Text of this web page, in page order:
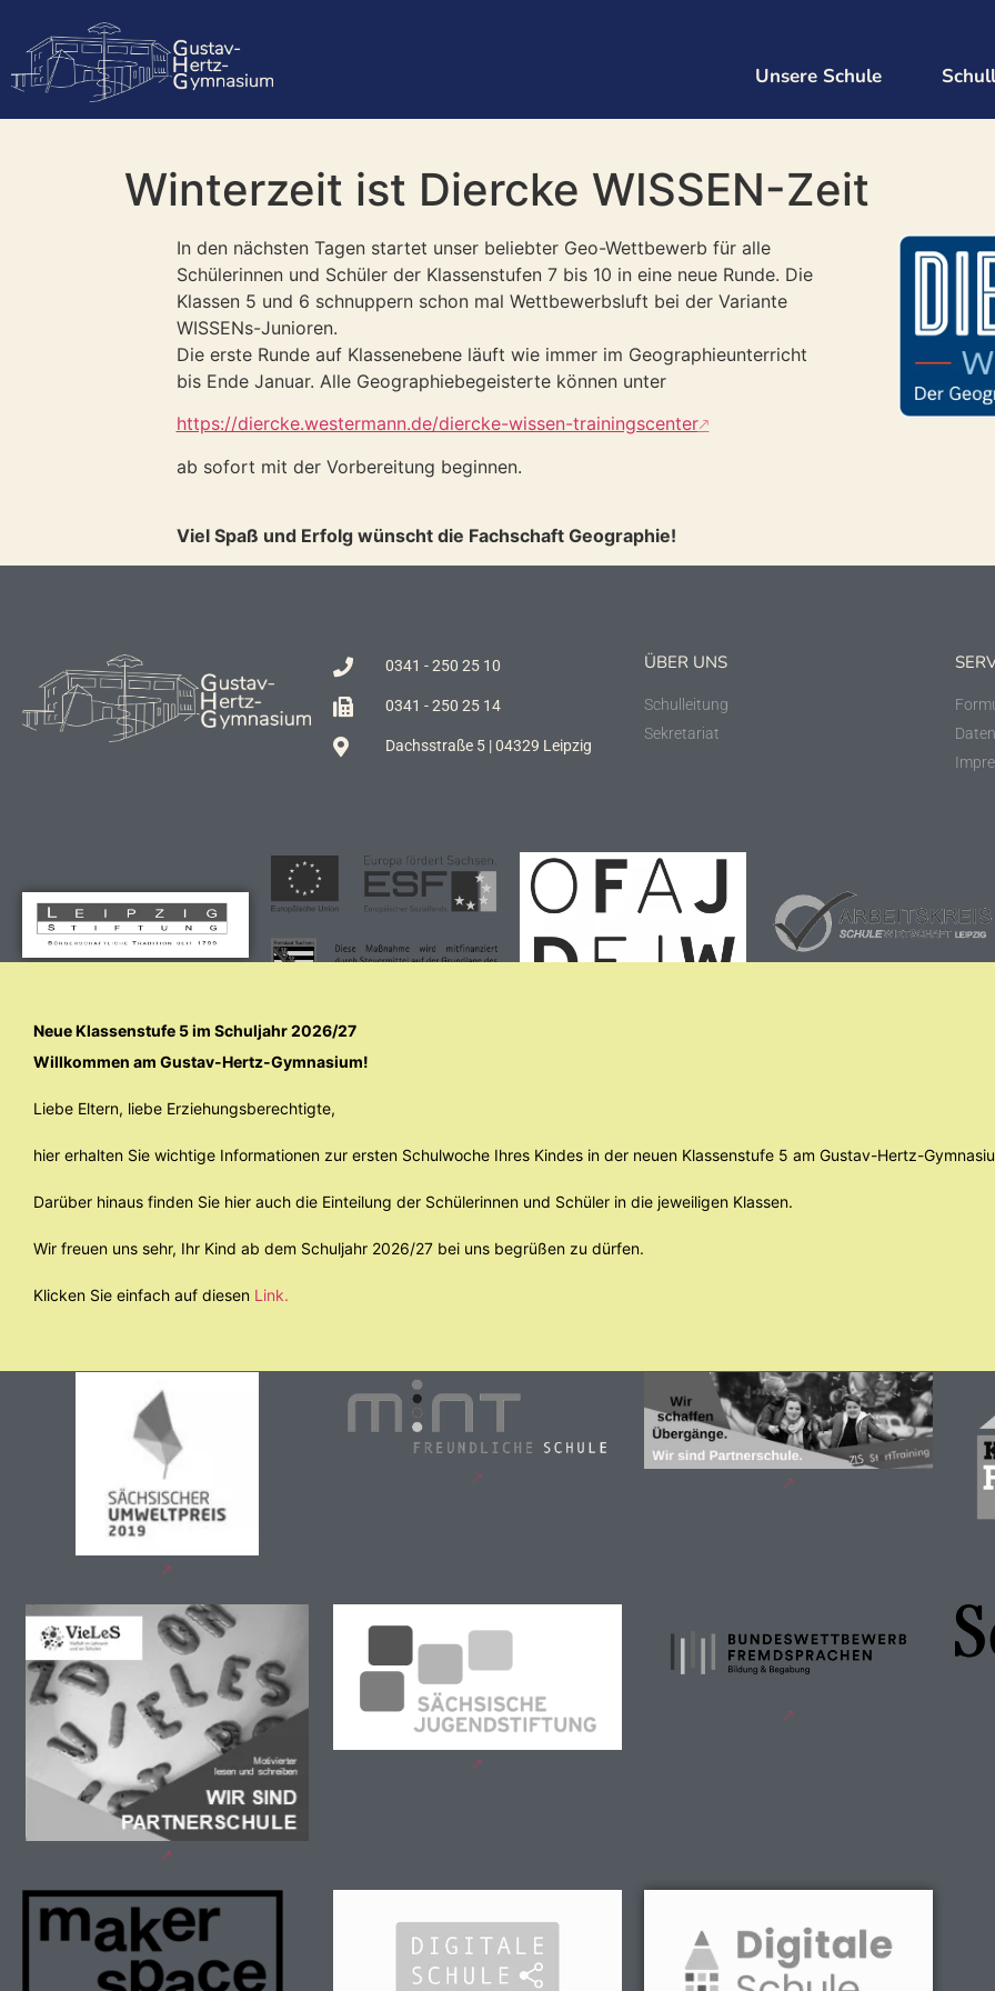
Unsere Schule
Winterzeit ist Diercke WISSEN-Zeit
In den nächsten Tagen startet unser beliebter Geo-Wettbewerb für alle
Schülerinnen und Schüler der Klassenstufen 7 bis 10 in eine neue Runde. Die
Klassen 5 und 6 schnuppern schon mal Wettbewerbsluft bei der Variante
WISSENs-Junioren.
Die erste Runde auf Klassenebene läuft wie immer im Geographieunterricht
bis Ende Januar. Alle Geographiebegeisterte können unter
https://diercke.westermann.de/diercke-wissen-trainingscenter
ab sofort mit der Vorbereitung beginnen.
Viel Spaß und Erfolg wünscht die Fachschaft Geographie!
0341 - 250 25 10
0341 - 250 25 14
Dachsstraße 5 | 04329 Leipzig
ÜBER UNS
Schulleitung
Sekretariat
Neue Klassenstufe 5 im Schuljahr 2026/27
Willkommen am Gustav-Hertz-Gymnasium!
Liebe Eltern, liebe Erziehungsberechtigte,
hier erhalten Sie wichtige Informationen zur ersten Schulwoche Ihres Kindes in der neuen Klassenstufe 5 am Gustav-Hertz-
Darüber hinaus finden Sie hier auch die Einteilung der Schülerinnen und Schüler in die jeweiligen Klassen.
Wir freuen uns sehr, Ihr Kind ab dem Schuljahr 2026/27 bei uns begrüßen zu dürfen.
Klicken Sie einfach auf diesen Link.